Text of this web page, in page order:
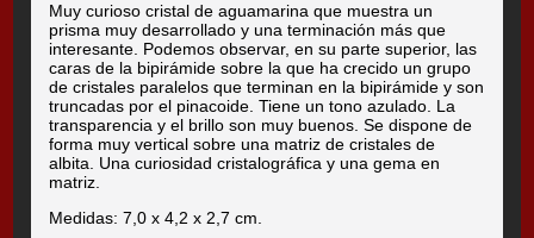
Muy curioso cristal de aguamarina que muestra un
prisma muy desarrollado y una terminación más que
interesante. Podemos observar, en su parte superior, las
caras de la bipirámide sobre la que ha crecido un grupo
de cristales paralelos que terminan en la bipirámide y son
truncadas por el pinacoide. Tiene un tono azulado. La
transparencia y el brillo son muy buenos. Se dispone de
forma muy vertical sobre una matriz de cristales de
albita. Una curiosidad cristalográfica y una gema en
matriz.
Medidas: 7,0 x 4,2 x 2,7 cm.